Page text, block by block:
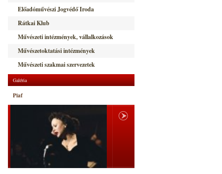
Előadóművészi Jogvédő Iroda
Rátkai Klub
Művészeti intézmények, vállalkozások
Művészetoktatási intézmények
Művészeti szakmai szervezetek
Galéria
Piaf